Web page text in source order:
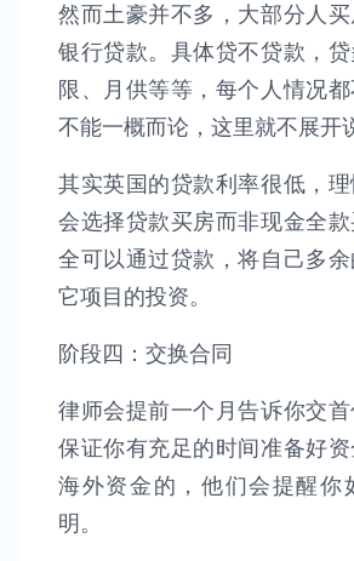
然而土豪并不多，大部分人
银行贷款。具体贷不贷款，
限、月供等等，每个人情况
不能一概而论，这里就不展开
其实英国的贷款利率很低，
会选择贷款买房而非现金全
全可以通过贷款，将自己多
它项目的投资。
阶段四：交换合同
律师会提前一个月告诉你交
保证你有充足的时间准备好
海外资金的，他们会提醒你
明。